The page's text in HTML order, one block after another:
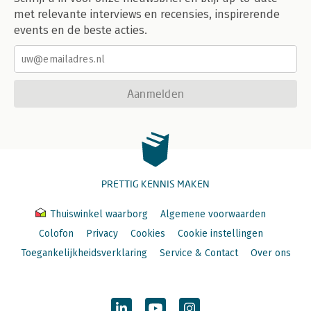
W9. Kunnen we betekenis toevoegen aan een getal of
statistiek? ANCHORING 257
W10. Kunnen we positieve gedachtes ontwerpen? PRIMING 268
Gedrag in de praktijk ontwerpen: AGAIN-interventievragen 274
Gedrag in de praktijk ontwerpen: SPARK-interventievragen 276
De perfecte beïnvloedingsstrategie: de 4C Influence Flow 282
De 4C Influence Flow in actie 286
De stukjes van de SWAC-puzzel in elkaar zetten: ideeën
Wat extra advies voor concepting bij het ontwerpen van
Enkele voorbeelden van SWAC-interventies 291
Drie laatste adviezen voor concepting 296
BOUWSTEEN 6: SELECTION 299
met relevante interviews en recensies, inspirerende
events en de beste acties.
Aanmelden
PRETTIG KENNIS MAKEN
Thuiswinkel waarborg
Algemene voorwaarden
Colofon
Privacy Cookies
Cookie instellingen
Toegankelijkheidsverklaring
Service & Contact Over ons